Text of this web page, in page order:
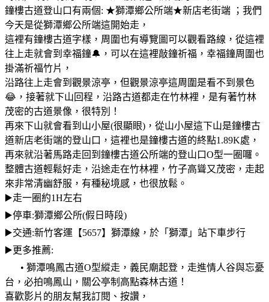
鐘樓古道登山口有兩個: ★獅潭鄉公所端★新店老街端 ；我們
今天是從獅潭鄉公所端這開始走，
這裡有鐘樓古道字樣，周圍也有導覽圖可以觀看路線，從這裡
往上走就會到幸福鐘🔔，可以在這裡敲鐘祈福，幸福鐘周圍也
掛滿祈福竹片，
沿路往上走會到觀景涼亭，但觀景涼亭這周圍是看不到景色
😂，接著就下山回程，沿路古道都走在竹林裡，是有著竹林
茂密的古道景像，很特別！
再來下山就會看到山小屋(很顯眼)，從山小屋這下山是鐘樓古
道新店老街端的登山口，這裡也是鐘樓古道的終點1.89K處，
再來就沿著馬路走回到鐘樓古道公所端的登山口O型一圈囉。
整體古道輕鬆好走，沿途走在竹林裡，竹子高聳又茂密，走起
來非常清幽舒服，有種秘境感，也很放鬆。
▶️走一圈約1H左右
▶️停車:獅潭鄉公所(假日時段)
▶️交通:新竹客運【5657】獅潭線，於「獅潭」站下車步行
▶️更多推薦:
• 獅潭鳴鳳古道O型縱走，義民廟起登，走進情人谷與忘憂
台，必拍鳴鳳山，關公亭制高點森林古道！
喜歡影片的朋友幫我訂閱、按讚，